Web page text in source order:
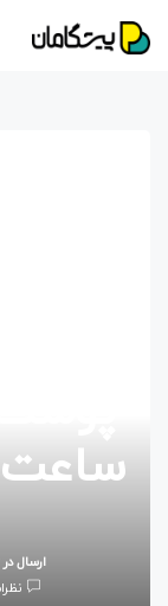
ساعت
ارسال در 16 اسفند 1400